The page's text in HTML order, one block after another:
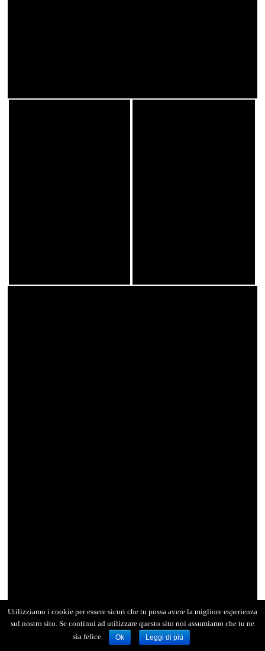
Utilizziamo i cookie per essere sicuri che tu possa avere la migliore esperienza
sul nostro sito. Se continui ad utilizzare questo sito noi assumiamo che tu ne
sia felice.
Ok Leggi di più